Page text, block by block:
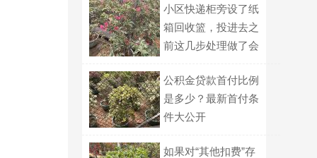
小区快递柜旁设了纸
箱回收篮，投进去之
前这几步处理做了会
公积金贷款首付比例
是多少？最新首付条
件大公开
如果对“其他扣费”存